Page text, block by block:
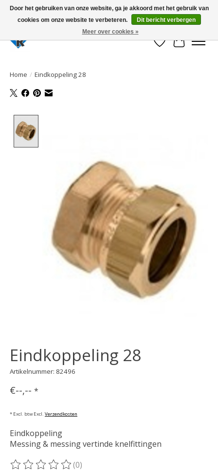
Large selection of products and fast shipping!
Verlanglijst
Home / Eindkoppeling 28
Eindkoppeling 28
Artikelnummer: 82496
€--,-- *
* Excl. btw Excl. Verzendkosten
Eindkoppeling
Messing & messing vertinde knelfittingen
De beoordeling van dit product is
(0)
Door het gebruiken van onze website, ga je akkoord met het gebruik van
cookies om onze website te verbeteren.
Dit bericht verbergen
Meer over cookies »